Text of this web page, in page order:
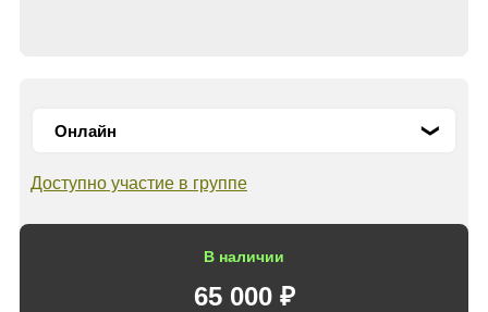
Доступно участие в группе
В наличии
65 000 ₽